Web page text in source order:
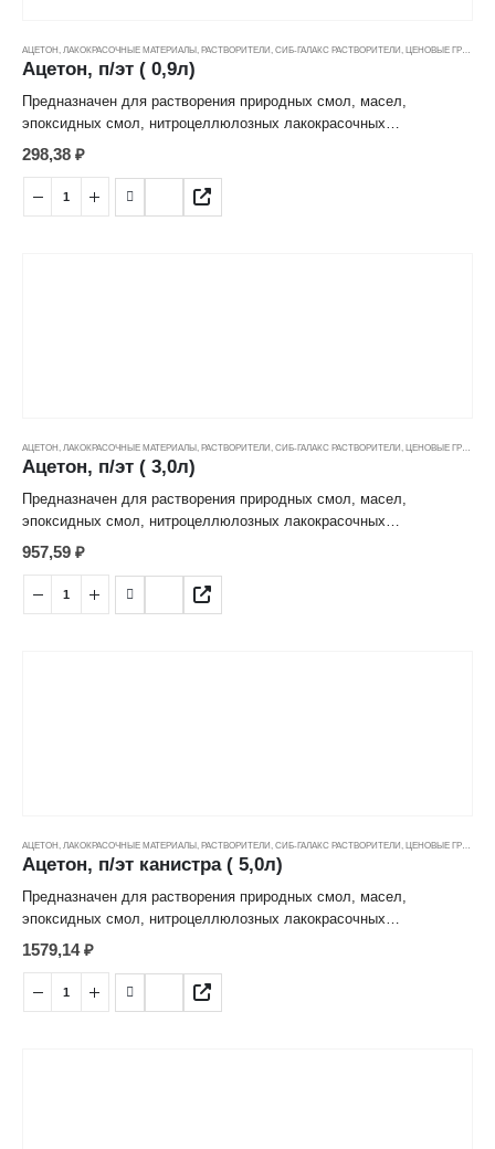
АЦЕТОН ЛАКОКРАСОЧНЫЕ МАТЕРИАЛЫ РАСТВОРИТЕЛИ СИБ-ГАЛАКС РАСТВОРИТЕЛИ ЦЕНОВЫЕ ГРУППЫ
Ацетон, п/эт ( 0,9л)
Предназначен для растворения природных смол, масел,
эпоксидных смол, нитроцеллюлозных лакокрасочных
материалов, а также для очищения и обезжиривания
металлических поверхностей перед нанесением ЛКМ. Внимание:
Токсичен. Работать в хорошо проветриваемом помещении
298,38 ₽
АЦЕТОН ЛАКОКРАСОЧНЫЕ МАТЕРИАЛЫ РАСТВОРИТЕЛИ СИБ-ГАЛАКС РАСТВОРИТЕЛИ ЦЕНОВЫЕ ГРУППЫ
Ацетон, п/эт ( 3,0л)
Предназначен для растворения природных смол, масел,
эпоксидных смол, нитроцеллюлозных лакокрасочных
материалов, а также для очищения и обезжиривания
металлических поверхностей перед нанесением ЛКМ. Внимание:
Токсичен. Работать в хорошо проветриваемом помещении
957,59 ₽
АЦЕТОН ЛАКОКРАСОЧНЫЕ МАТЕРИАЛЫ РАСТВОРИТЕЛИ СИБ-ГАЛАКС РАСТВОРИТЕЛИ ЦЕНОВЫЕ ГРУППЫ
Ацетон, п/эт канистра ( 5,0л)
Предназначен для растворения природных смол, масел,
эпоксидных смол, нитроцеллюлозных лакокрасочных
материалов, а также для очищения и обезжиривания
металлических поверхностей перед нанесением ЛКМ. Внимание:
Токсичен. Работать в хорошо проветриваемом помещении
1579,14₽